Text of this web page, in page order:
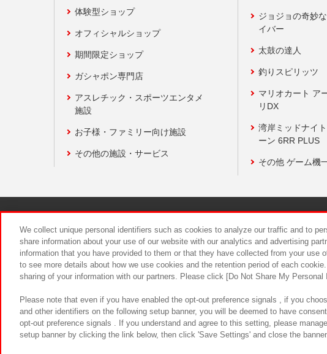
体験型ショップ
オフィシャルショップ
期間限定ショップ
ガシャポン専門店
アスレチック・スポーツエンタメ
施設
お子様・ファミリー向け施設
その他の施設・サービス
ジョジョの奇妙
イバー
太鼓の達人
釣りスピリッツ
マリオカート ア
リDX
湾岸ミッドナイ
ーン 6RR PLUS
その他 ゲーム機
食品のご提供について
We collect unique personal identifiers such as cookies to analyze our traffic and to
share information about your use of our website with our analytics and advertising
information that you have provided to them or that they have collected from your use
to see more details about how we use cookies and the retention period of each
sharing of your information with our partners. Please click [Do Not Share My
Please note that even if you have enabled the opt-out preference signals , if you
and other identifiers on the following setup banner, you will be deemed to have
opt-out preference signals . If you understand and agree to this setting, please
setup banner by clicking the link below, then click 'Save Settings' and close the